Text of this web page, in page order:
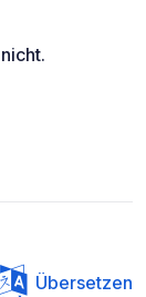
Übersetzen